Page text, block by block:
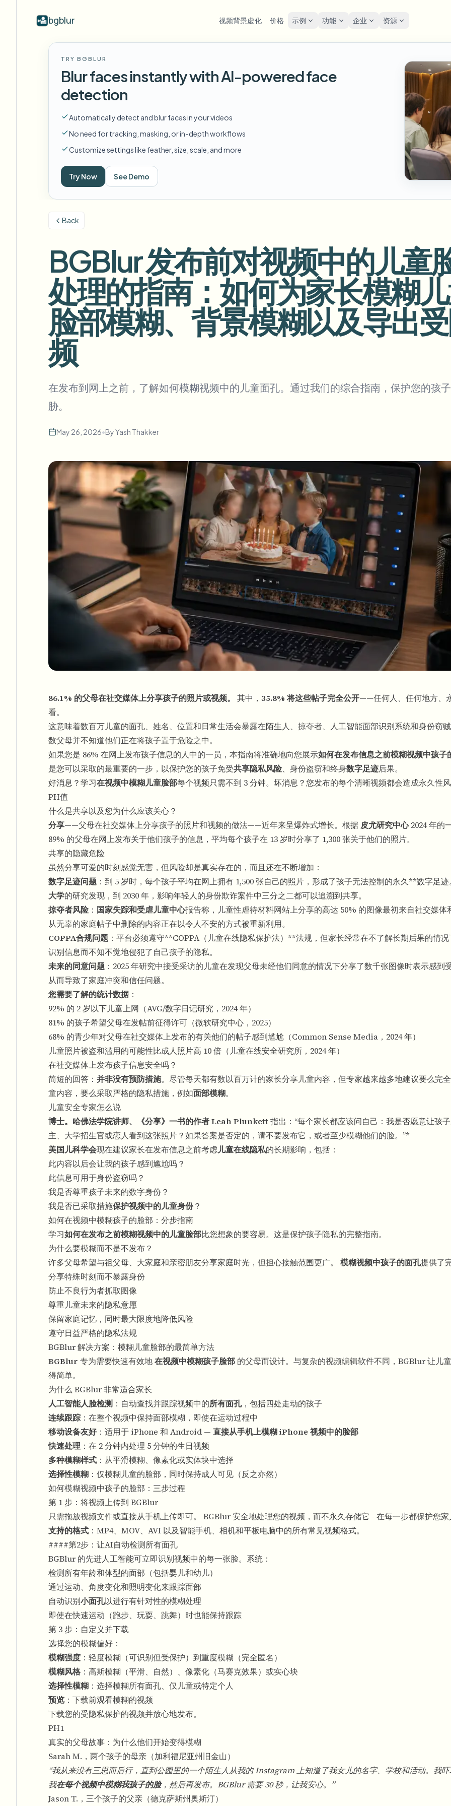
bgblur 视频背景虚化 价格 示例 功能 企业 资源
Hide faces, plates, and backgrounds in
your browser.
Start with a clip
Upload a video and blur in
模糊车牌 FAST
Auto-detect plates
模糊背景
Use a prompt or draw a box
在线模糊照片中的人脸
Blur faces in photos
Team-grade redaction
语音匿名处理器
AI voice masking
Ecosystem
视频智能 BETA
Ask questions and get AI summaries
Categories
Vlogger Moto Vlogger Streamer Journalist
Queue many videos and blur in one run—for teams.
按行业
学校与教育
校园摄像头、讲座和地区批量隐私
媒体与娱乐
试映、发布和合规
零售与电商
医疗
诊所和面向患者的视频管理
公共部门
批量人脸匿名化
大批量、保留期和SLA
车队、行车记录仪和停车场大
企业区域、策略和审核
联系表单
与我们洽谈批量、合规和集成需求。
批量处理就绪
联系表单
生态系统
视频智能
搜索和理解视频 — Ceptory
博客
Answers to common questions
Privacy compliance research reports
Free video and image editing
Browse by workflow or use case
Explore our full product lineup
展示人脸模糊、车牌、背景和选择性
遮蔽的真实视频片段。
浏览完整示例库
模糊人脸
Frame-by-frame face tracking
Dashcam & street footage
模糊背景
屏幕录
GDPR
街头
游戏
TRY BGBLUR
Blur faces instantly with AI-powered face
detection
Automatically detect and blur faces in your videos
No need for tracking, masking, or in-depth workflows
Customize settings like feather, size, scale, and more
Try Now See Demo
Back
BGBlur 发布前对视频中的儿童
处理的指南：如何为家长模糊
脸部模糊、背景模糊以及导出
频
在发布到网上之前，了解如何模糊视频中的儿童面孔。通过我们的综合指南，保护您的孩
胁。
May 26, 2026•ByYash Thakker
86.1% 的父母在社交媒体上分享孩子的照片或视频。 其中， 35.8% 将这些帖子完全公开——任何人、任何地方、
看。
这意味着数百万儿童的面孔、姓名、位置和日常生活会暴露在陌生人、掠夺者、人工智能面部识别系统和身份窃
数父母并不知道他们正在将孩子置于危险之中。
如果您是 86% 在网上发布孩子信息的人中的一员，本指南将准确地向您展示如何在发布信息之前模糊视频中孩子
是您可以采取的最重要的一步，以保护您的孩子免受共享隐私风险、身份盗窃和终身数字足迹后果。
好消息？学习在视频中模糊儿童脸部每个视频只需不到 3 分钟。坏消息？您发布的每个清晰视频都会造成永久性风
PH值
什么是共享以及您为什么应该关心？
分享——父母在社交媒体上分享孩子的照片和视频的做法——近年来呈爆炸式增长。根据 皮尤研究中心2024 年的
89% 的父母在网上发布关于他们孩子的信息，平均每个孩子在 13 岁时分享了 1,300 张关于他们的照片。
共享的隐藏危险
虽然分享可爱的时刻感觉无害，但风险却是真实存在的，而且还在不断增加：
数字足迹问题 ：到 5 岁时，每个孩子平均在网上拥有 1,500 张自己的照片，形成了孩子无法控制的永久**数字足迹
大学的研究发现，到 2030 年，影响年轻人的身份欺诈案件中三分之二都可以追溯到共享。
掠夺者风险： 国家失踪和受虐儿童中心报告称，儿童性虐待材料网站上分享的高达 50% 的图像最初来自社交媒体
从无辜的家庭帖子中删除的内容正在以令人不安的方式被重新利用。
COPPA合规问题 ：平台必须遵守**COPPA（儿童在线隐私保护法）**法规，但家长经常在不了解长期后果的情
识别信息而不知不觉地侵犯了自己孩子的隐私。
未来的同意问题 ：2025 年研究中接受采访的儿童在发现父母未经他们同意的情况下分享了数千张图像时表示感到
从而导致了家庭冲突和信任问题。
您需要了解的统计数据：
92% 的 2 岁以下儿童上网（AVG/数字日记研究，2024 年）
81% 的孩子希望父母在发帖前征得许可（微软研究中心，2025）
68% 的青少年对父母在社交媒体上发布的有关他们的帖子感到尴尬（Common Sense Media，2024 年）
儿童照片被盗和滥用的可能性比成人照片高 10 倍（儿童在线安全研究所，2024 年）
在社交媒体上发布孩子信息安全吗？
简短的回答： 并非没有预防措施。尽管每天都有数以百万计的家长分享儿童内容，但专家越来越多地建议要么完
童内容，要么采取严格的隐私措施，例如面部模糊。
儿童安全专家怎么说
博士。哈佛法学院讲师、《分享》一书的作者 Leah Plunkett 指出：“每个家长都应该问自己：我是否愿意让孩
主、大学招生官或恋人看到这张照片？如果答案是否定的，请不要发布它，或者至少模糊他们的脸。”*
美国儿科学会现在建议家长在发布信息之前考虑儿童在线隐私的长期影响，包括：
此内容以后会让我的孩子感到尴尬吗？
此信息可用于身份盗窃吗？
我是否尊重孩子未来的数字身份？
我是否已采取措施保护视频中的儿童身份？
如何在视频中模糊孩子的脸部：分步指南
学习如何在发布之前模糊视频中的儿童脸部比您想象的要容易。这是保护孩子隐私的完整指南。
为什么要模糊而不是不发布？
许多父母希望与祖父母、大家庭和亲密朋友分享家庭时光，但担心接触范围更广。 模糊视频中孩子的面孔提供了
分享特殊时刻而不暴露身份
防止不良行为者抓取图像
尊重儿童未来的隐私意愿
保留家庭记忆，同时最大限度地降低风险
遵守日益严格的隐私法规
BGBlur 解决方案：模糊儿童脸部的最简单方法
BGBlur 专为需要快速有效地在视频中模糊孩子脸部 的父母而设计。与复杂的视频编辑软件不同，BGBlur 让儿
得简单。
为什么 BGBlur 非常适合家长
人工智能人脸检测 ：自动查找并跟踪视频中的所有面孔，包括四处走动的孩子
连续跟踪 ：在整个视频中保持面部模糊，即使在运动过程中
移动设备友好：适用于 iPhone 和 Android — 直接从手机上模糊 iPhone 视频中的脸部
快速处理 ：在 2 分钟内处理 5 分钟的生日视频
多种模糊样式 ：从平滑模糊、像素化或实体块中选择
选择性模糊 ：仅模糊儿童的脸部，同时保持成人可见（反之亦然）
如何模糊视频中孩子的脸部：三步过程
第 1 步：将视频上传到 BGBlur
只需拖放视频文件或直接从手机上传即可。 BGBlur 安全地处理您的视频，而不永久存储它 - 在每一步都保护您家
支持的格式 ：MP4、MOV、AVI 以及智能手机、相机和平板电脑中的所有常见视频格式。
####第2步：让AI自动检测所有面孔
BGBlur 的先进人工智能可立即识别视频中的每一张脸。系统：
检测所有年龄和体型的面部（包括婴儿和幼儿）
通过运动、角度变化和照明变化来跟踪面部
自动识别小面孔以进行有针对性的模糊处理
即使在快速运动（跑步、玩耍、跳舞）时也能保持跟踪
第 3 步：自定义并下载
选择您的模糊偏好：
模糊强度 ：轻度模糊（可识别但受保护）到重度模糊（完全匿名）
模糊风格 ：高斯模糊（平滑、自然）、像素化（马赛克效果）或实心块
选择性模糊 ：选择模糊所有面孔、仅儿童或特定个人
预览 ：下载前观看模糊的视频
下载您的受隐私保护的视频并放心地发布。
PH1
真实的父母故事：为什么他们开始变得模糊
Sarah M.，两个孩子的母亲（加利福尼亚州旧金山）
“我从来没有三思而后行，直到公园里的一个陌生人从我的 Instagram 上知道了我女儿的名字、学校和活动。我
我在每个视频中模糊我孩子的脸，然后再发布。BGBlur 需要 30 秒，让我安心。”
Jason T.，三个孩子的父亲（德克萨斯州奥斯汀）